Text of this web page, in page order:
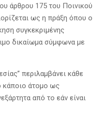
άρθρου 175 του Ποινικού
ως η πράξη όπου ο
συγκεκριμένης
δικαίωμα σύμφωνα με
περιλαμβάνει κάθε
κάποιο άτομο ως
από το εάν είναι